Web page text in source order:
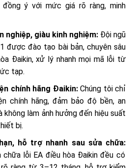
đồng ý với mức giá rõ ràng, minh
nghiệp, giàu kinh nghiệm:Đội ngũ
được đào tạo bài bản, chuyên sâu
Đaikin, xử lý nhanh mọi mã lỗi từ
tạp.
chính hãng Đaikin:Chúng tôi chỉ
chính hãng, đảm bảo độ bền, an
không làm ảnh hưởng đến hiệu suất
bị.
hỗ trợ nhanh sau sửa chữa:
chữa lỗi EA điều hòa Đaikin đều có